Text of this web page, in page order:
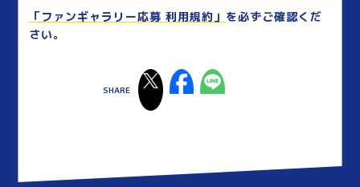
「ファンギャラリー応募 利用規約」 を必ずご確認くだ
さい。